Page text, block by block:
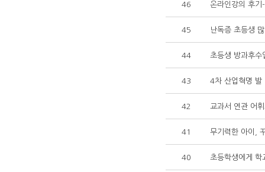
46 온라인강의 후
45 난독증 초등생
44 초등생 방과후
43 4차 산업혁명
42 교과서 연관 어
41 무기력한 아이,
40 초등학생에게